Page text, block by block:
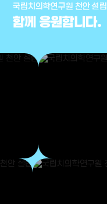
국립치의학연구원 천안 설립
함께 응원합니다.